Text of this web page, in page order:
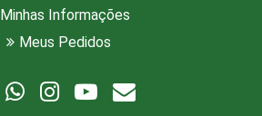
Minhas Informações
Meus Pedidos